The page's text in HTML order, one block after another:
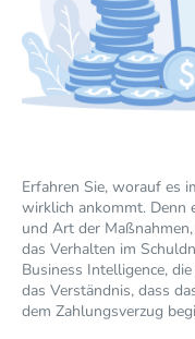
Erfahren Sie, worauf es
wirklich ankommt. Denn
und Art der
das Verhalten im
Business Intelligence,
das Verständnis, dass
dem Zahlungsverzug